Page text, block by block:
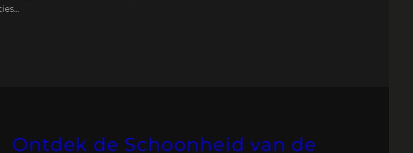
Ontdek de Schoonheid van de